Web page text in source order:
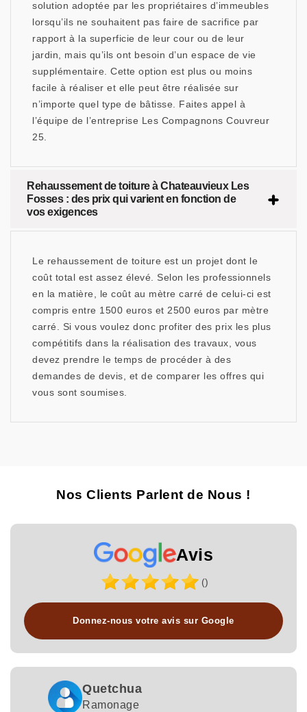
solution adoptée par les propriétaires d’immeubles
lorsqu’ils ne souhaitent pas faire de sacrifice par
rapport à la superficie de leur cour ou de leur
jardin, mais qu’ils ont besoin d’un espace de vie
supplémentaire. Cette option est plus ou moins
facile à réaliser et elle peut être réalisée sur
n’importe quel type de bâtisse. Faites appel à
l’équipe de l’entreprise Les Compagnons Couvreur
25.
Rehaussement de toiture à Chateauvieux Les
Fosses : des prix qui varient en fonction de
vos exigences
Le rehaussement de toiture est un projet dont le
coût total est assez élevé. Selon les professionnels
en la matière, le coût au mètre carré de celui-ci est
compris entre 1500 euros et 2500 euros par mètre
carré. Si vous voulez donc profiter des prix les plus
compétitifs dans la réalisation des travaux, vous
devez prendre le temps de procéder à des
demandes de devis, et de comparer les offres qui
vous sont soumises.
Nos Clients Parlent de Nous !
Avis
()
Donnez-nous votre avis sur Google
Quetchua
Ramonage